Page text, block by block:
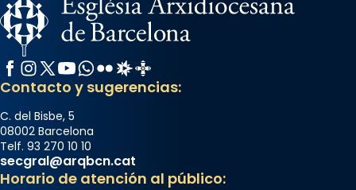
Facebook
Instagram
X / Twitter
YouTube
WhatsApp
FlickrRadio Estel
Catalunya Cristiana
Contacto y sugerencias:
C. del Bisbe, 5
08002 Barcelona
Telf. 93 270 10 10
secgral@arqbcn.cat
Horario de atención al público: